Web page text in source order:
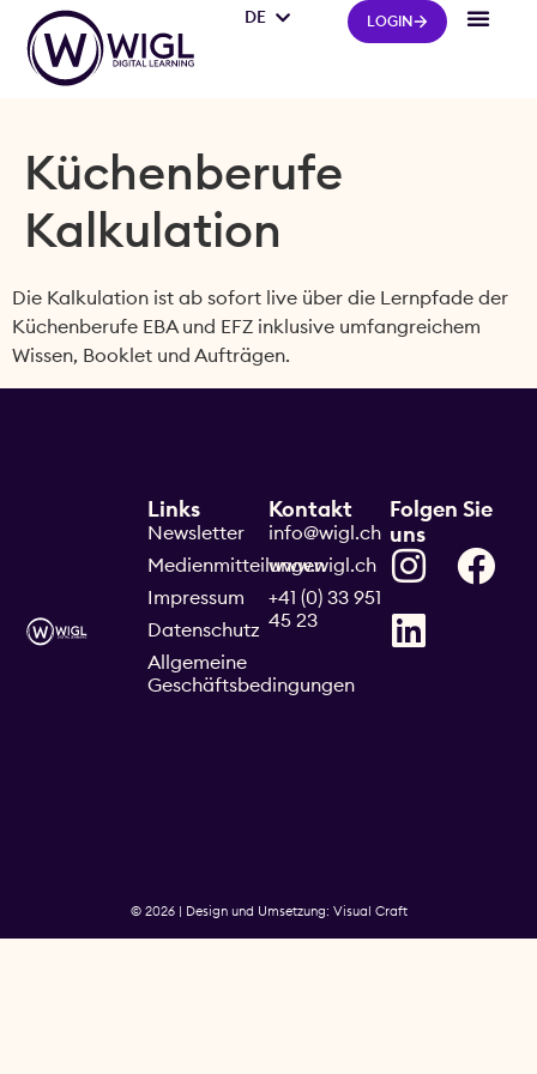
LOGIN
DE
IT
Küchenberufe
Kalkulation
Die Kalkulation ist ab sofort live über die Lernpfade der
Küchenberufe EBA und EFZ inklusive umfangreichem
Wissen, Booklet und Aufträgen.
Kontakt
info@wigl.ch
www.wigl.ch
+41 (0) 33 951
45 23
Links
Newsletter
Medienmitteilungen
Impressum
Datenschutz
Allgemeine
Geschäftsbedingungen
Folgen Sie
uns
© 2026 | Design und Umsetzung: Visual Craft